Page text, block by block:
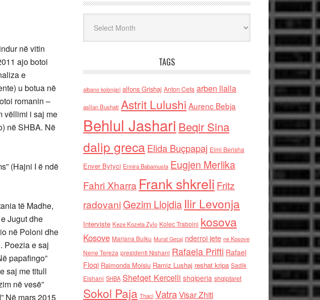
në vitin
ajo botoi
e
u botua në
romanin –
vëllimi i saj me
në SHBA. Në
(Hajni I ë ndë
të Madhe,
Jugut dhe
në Poloni dhe
Poezia e saj
papafingo”
saj me titull
në vesë”
Në mars 2015
TAGS
albano kolonjari alfons Grishaj Anton Cefa arben llalla
asllan Bushati Astrit Lulushi Aurenc Bebja
Behlul Jashari Beqir Sina
dalip grecaElida Buçpapaj Elmi Berisha
Enver Bytyci Ermira Babamusta Eugjen Merlika
Fahri Xharra Frank shkreli Fritz
radovaniGezim Llojdia Ilir Levonja
Interviste Keze Kozeta Zylo Kolec Traboini kosova
Kosove Marjana Bulku Murat Gecaj nderroi jete ne Kosove
Nene Tereza presidenti Nishani Rafaela Prifti Rafael
Floqi Raimonda Moisiu Ramiz Lushaj reshat kripa Sadik
Elshani SHBA Shefqet Kercelli shqiperia shqiptaret
Sokol Paja Thaci VatraVisar Zhiti